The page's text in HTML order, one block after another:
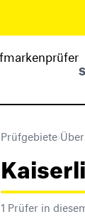
Prüfgebiete›
1 Prüfer in